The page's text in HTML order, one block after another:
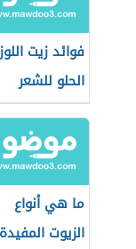
فوائد زيت اللوز
الحلو للشعر
ما هي أنواع
الزيوت المفيدة